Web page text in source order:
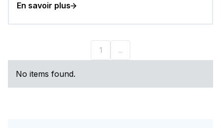
En savoir plus
1 ...
No items found.